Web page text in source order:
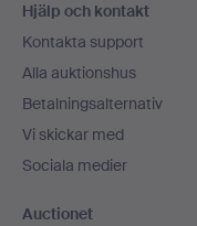
Hjälp och kontakt
Kontakta support
Alla auktionshus
Betalningsalternativ
Vi skickar med
Sociala medier
Auctionet